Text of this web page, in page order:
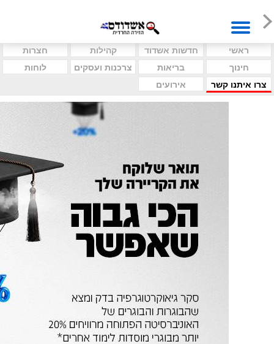
ראשי חדשות אשדוד קהילות
חצרות
חינוך
בריאות צרכנות ועסקים
לוחות
צרו איתנו קשר
אירועים